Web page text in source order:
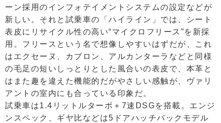
ーン採用のインフォテイメントシステムの設定などが
新しい。それと試乗車の「ハイライン」では、シート
表皮にリサイクル性の高い“マイクロフリース”を新採
用。フリースという名で想像しやすいはずだが、これ
はエクセーヌ、カブロン、アルカンターラなどと同様
の毛足の短いしっとりとした風合いの表皮で、本革と
はまた趣を違えた機能的だがやさしい感触が、ヴァリ
アントの室内にも合っている印象だ。
試乗車は1.4リットルターボ＋7速DSGを搭載。エンジ
ンスペック、ギヤ比などは5ドアハッチバックモデル